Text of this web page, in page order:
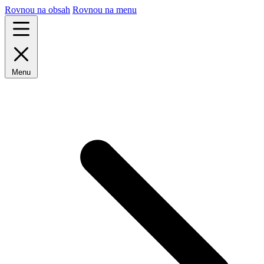
Rovnou na obsah Rovnou na menu
Menu